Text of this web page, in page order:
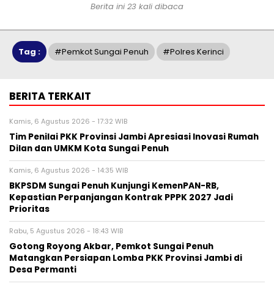
Berita ini 23 kali dibaca
Tag : #pemkot Sungai Penuh #polres Kerinci
BERITA TERKAIT
Kamis, 6 Agustus 2026 - 17:32 WIB
Tim Penilai PKK Provinsi Jambi Apresiasi Inovasi Rumah
Dilan dan UMKM Kota Sungai Penuh
Kamis, 6 Agustus 2026 - 14:35 WIB
BKPSDM Sungai Penuh Kunjungi KemenPAN-RB,
Kepastian Perpanjangan Kontrak PPPK 2027 Jadi
Prioritas
Rabu, 5 Agustus 2026 - 18:43 WIB
Gotong Royong Akbar, Pemkot Sungai Penuh
Matangkan Persiapan Lomba PKK Provinsi Jambi di
Desa Permanti